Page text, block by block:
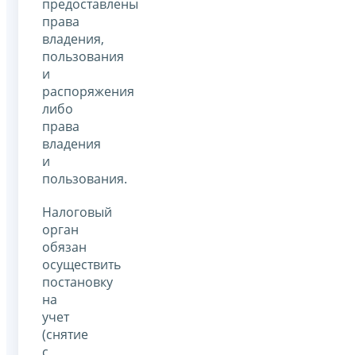
предоставлены
права
владения,
пользования
и
распоряжения
либо
права
владения
и
пользования.
Налоговый
орган
обязан
осуществить
постановку
на
учет
(снятие
с